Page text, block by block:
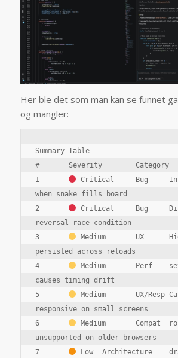
Her ble det som man kan se funnet
og mangler:
Summary Table
Critical	Bug	Infinite loop
when snake fills board
Critical	Bug	Direction-
reversal race condition
3
Medium	UX	High score not
persisted across reloads
4
Medium	Perf	setInterval
causes timing drift
5
Medium	UX/Resp	Canvas not
responsive on small screens
6
Medium	Compat	roundRect()
unsupported on older browsers
7
Low	Architecture	draw() coupled